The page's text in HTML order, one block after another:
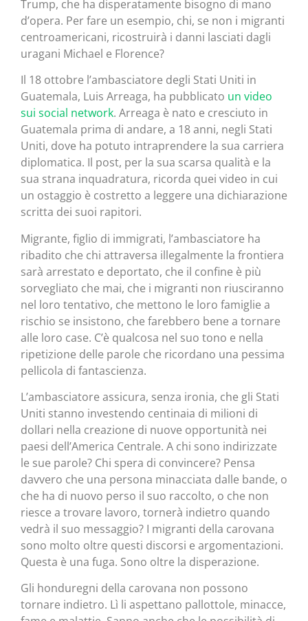
Trump, che ha disperatamente bisogno di mano
d’opera. Per fare un esempio, chi, se non i migranti
centroamericani, ricostruirà i danni lasciati dagli
uragani Michael e Florence?
Il 18 ottobre l’ambasciatore degli Stati Uniti in
Guatemala, Luis Arreaga, ha pubblicato un video
sui social network. Arreaga è nato e cresciuto in
Guatemala prima di andare, a 18 anni, negli Stati
Uniti, dove ha potuto intraprendere la sua carriera
diplomatica. Il post, per la sua scarsa qualità e la
sua strana inquadratura, ricorda quei video in cui
un ostaggio è costretto a leggere una dichiarazione
scritta dei suoi rapitori.
Migrante, figlio di immigrati, l’ambasciatore ha
ribadito che chi attraversa illegalmente la frontiera
sarà arrestato e deportato, che il confine è più
sorvegliato che mai, che i migranti non riusciranno
nel loro tentativo, che mettono le loro famiglie a
rischio se insistono, che farebbero bene a tornare
alle loro case. C’è qualcosa nel suo tono e nella
ripetizione delle parole che ricordano una pessima
pellicola di fantascienza.
L’ambasciatore assicura, senza ironia, che gli Stati
Uniti stanno investendo centinaia di milioni di
dollari nella creazione di nuove opportunità nei
paesi dell’America Centrale. A chi sono indirizzate
le sue parole? Chi spera di convincere? Pensa
davvero che una persona minacciata dalle bande, o
che ha di nuovo perso il suo raccolto, o che non
riesce a trovare lavoro, tornerà indietro quando
vedrà il suo messaggio? I migranti della carovana
sono molto oltre questi discorsi e argomentazioni.
Questa è una fuga. Sono oltre la disperazione.
Gli honduregni della carovana non possono
tornare indietro. Lì li aspettano pallottole, minacce,